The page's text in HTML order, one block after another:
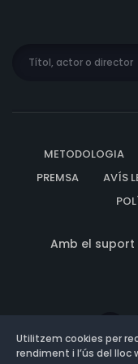
METODOLOGIA
PREMSA
AVÍS
Amb el
Utilitzem cookies per
rendiment i l’ús del